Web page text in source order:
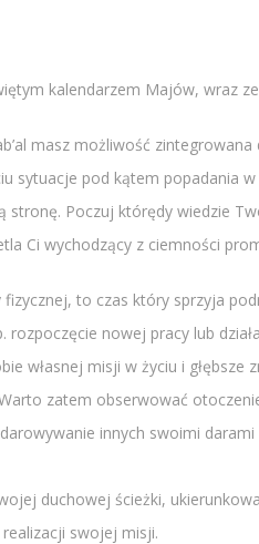
kalendarzem Majów, wraz
masz możliwość
sytuacje pod kątem popadania
stronę. Poczuj którędy wiedzie
Ci wychodzący z ciemności
to czas który sprzyja
nowej pracy lub
własnej misji w życiu i
zatem obserwować
innych swoimi
duchowej ścieżki,
swojej misji.